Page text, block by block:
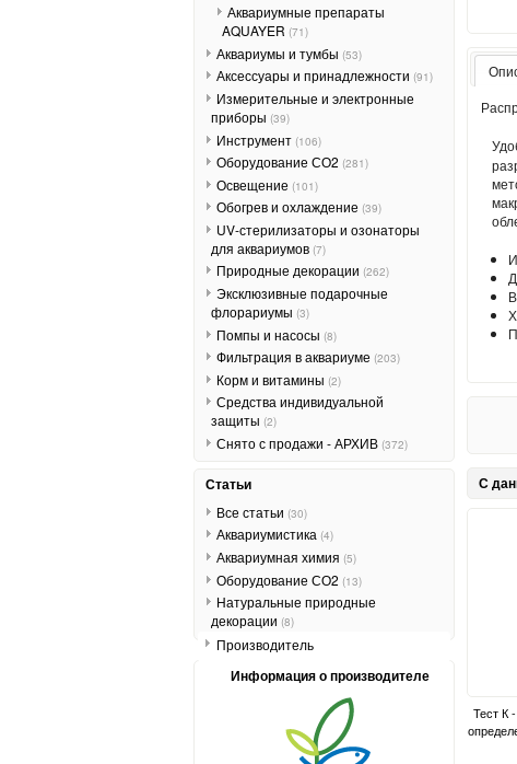
С
Тест К
Аквариумные препараты
AQUAYER (71)
Аквариумы и тумбы (53)
Аксессуары и принадлежности (91)
Измерительные и электронные
приборы (39)
Инструмент (106)
Оборудование СО2 (281)
Освещение (101)
Обогрев и охлаждение (39)
UV-стерилизаторы и озонаторы
для аквариумов (7)
Природные декорации (262)
Эксклюзивные подарочные
флорариумы (3)
Помпы и насосы (8)
Фильтрация в аквариуме (203)
Корм и витамины (2)
Средства индивидуальной
защиты (2)
Снято с продажи - АРХИВ (372)
Статьи
Все статьи (30)
Аквариумистика (4)
Аквариумная химия (5)
Оборудование СО2 (13)
Натуральные природные
декорации (8)
Производитель
Информация о производителе